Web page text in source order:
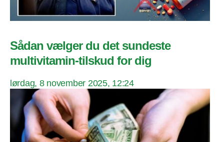
Sådan vælger du det sundeste
multivitamin-tilskud for dig
lørdag, 8 november 2025, 12:24